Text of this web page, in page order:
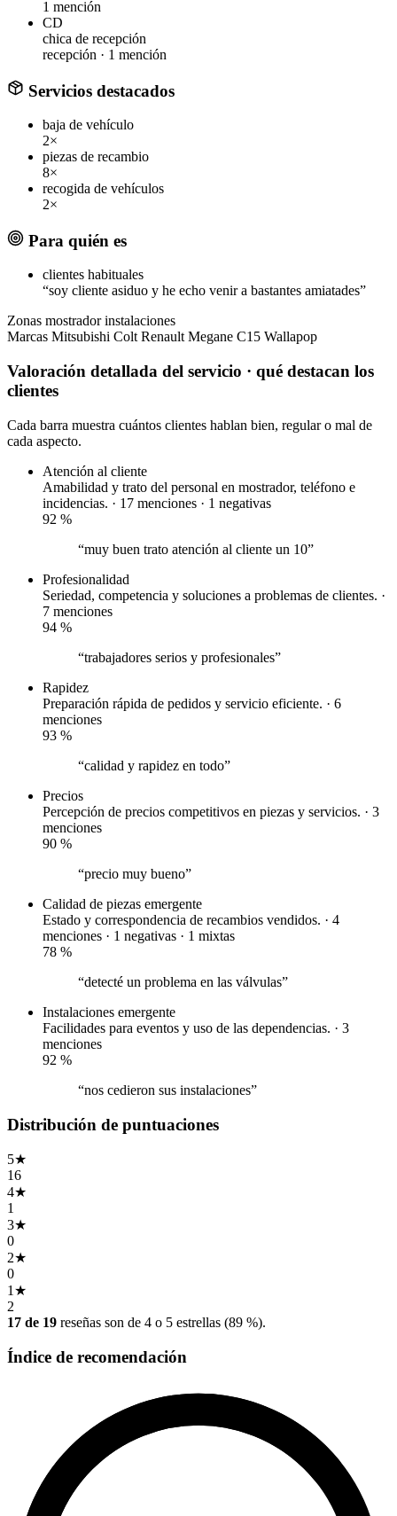
1 mención
CD
chica de recepción
recepción · 1 mención
Servicios destacados
baja de vehículo
2×
piezas de recambio
8×
recogida de vehículos
2×
Para quién es
clientes habituales
“soy cliente asiduo y he echo venir a bastantes amiatades”
Zonas mostradorinstalaciones
Marcas Mitsubishi Colt Renault Megane C15 Wallapop
Valoración detallada del servicio · qué destacan los
clientes
Cada barra muestra cuántos clientes hablan bien, regular o mal de
cada aspecto.
Atención al cliente
Amabilidad y trato del personal en mostrador, teléfono e
incidencias. · 17 menciones · 1 negativas
92 %
“muy buen trato atención al cliente un 10”
Profesionalidad
Seriedad, competencia y soluciones a problemas de clientes. ·
7 menciones
94 %
“trabajadores serios y profesionales”
Rapidez
Preparación rápida de pedidos y servicio eficiente. · 6
menciones
93 %
“calidad y rapidez en todo”
Precios
Percepción de precios competitivos en piezas y servicios. · 3
menciones
90 %
“precio muy bueno”
Calidad de piezas emergente
Estado y correspondencia de recambios vendidos. · 4
menciones · 1 negativas · 1 mixtas
78 %
“detecté un problema en las válvulas”
Instalaciones emergente
Facilidades para eventos y uso de las dependencias. · 3
menciones
92 %
“nos cedieron sus instalaciones”
Distribución de puntuaciones
5★
16
4★
1
3★
0
2★
0
1 ★
2
17 de 19 reseñas son de 4 o 5 estrellas (89 %).
Índice de recomendación